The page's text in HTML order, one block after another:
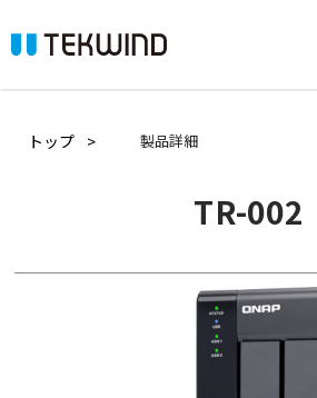
トップ 製品詳細
TR-002